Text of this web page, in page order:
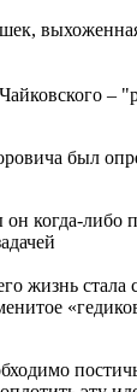
–
был
когда-
жизнь